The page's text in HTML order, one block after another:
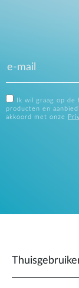
Ik wil graag op
producten en
akkoord met onze